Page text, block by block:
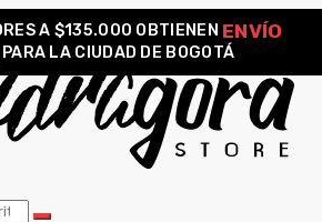
A $135.000 OBTIENEN ENVÍO
PARA LA CIUDAD DE BOGOTÁ